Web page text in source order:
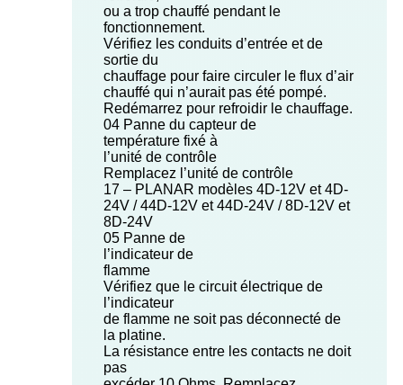
ou a trop chauffé pendant le
fonctionnement.
Vérifiez les conduits d’entrée et de
sortie du
chauffage pour faire circuler le flux d’air
chauffé qui n’aurait pas été pompé.
Redémarrez pour refroidir le chauffage.
04 Panne du capteur de
température fixé à
l’unité de contrôle
Remplacez l’unité de contrôle
17 – PLANAR modèles 4D-12V et 4D-
24V / 44D-12V et 44D-24V / 8D-12V et
8D-24V
05 Panne de
l’indicateur de
flamme
Vérifiez que le circuit électrique de
l’indicateur
de flamme ne soit pas déconnecté de
la platine.
La résistance entre les contacts ne doit
pas